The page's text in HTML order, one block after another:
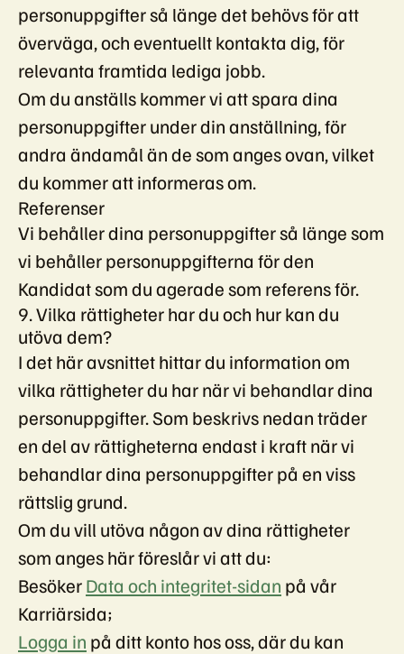
personuppgifter så länge det behövs för att
överväga, och eventuellt kontakta dig, för
relevanta framtida lediga jobb.
Om du anställs kommer vi att spara dina
personuppgifter under din anställning, för
andra ändamål än de som anges ovan, vilket
du kommer att informeras om.
Referenser
Vi behåller dina personuppgifter så länge som
vi behåller personuppgifterna för den
Kandidat som du agerade som referens för.
9. Vilka rättigheter har du och hur kan du
utöva dem?
I det här avsnittet hittar du information om
vilka rättigheter du har när vi behandlar dina
personuppgifter. Som beskrivs nedan träder
en del av rättigheterna endast i kraft när vi
behandlar dina personuppgifter på en viss
rättslig grund.
Om du vill utöva någon av dina rättigheter
som anges här föreslår vi att du:
BesökerData och integritet-sidan på vår
Karriärsida;
Logga in på ditt konto hos oss, där du kan